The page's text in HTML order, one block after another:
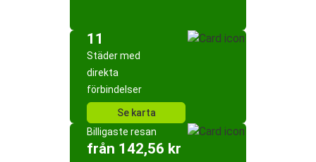
11
Städer med
direkta
förbindelser
Se karta
Billigaste resan
från 142,56 kr